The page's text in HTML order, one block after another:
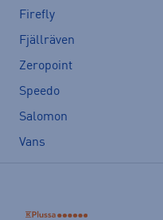
Firefly
Fjällräven
Zeropoint
Speedo
Salomon
Vans